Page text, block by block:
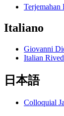
Italiano
Giovanni
Italian
日本語
Colloquial